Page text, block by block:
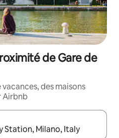
de Gare de
des maisons
Airbnb
utilisez les flèches vers le